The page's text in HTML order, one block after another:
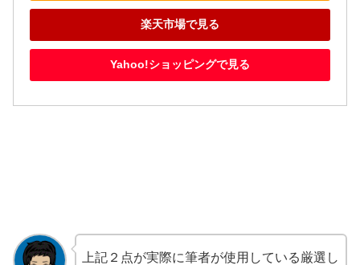
楽天市場で見る
Yahoo!ショッピングで見る
上記２点が実際に筆者が使用している厳選し